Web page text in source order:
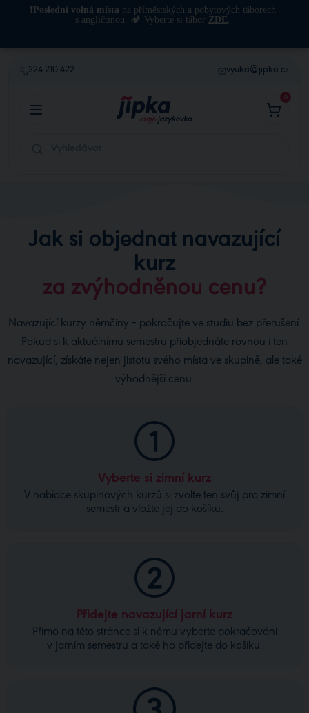
224 210 422 vyuka@jipka.cz
0
Jak si objednat navazující
kurz
za zvýhodněnou cenu?
Navazující kurzy němčiny – pokračujte ve studiu bez přerušení.
Pokud si k aktuálnímu semestru přiobjednáte rovnou i ten
navazující, získáte nejen jistotu svého místa ve skupině, ale také
výhodnější cenu.
Vyberte si zimní kurz
V nabídce skupinových kurzů si zvolte ten svůj pro zimní
semestr a vložte jej do košíku.
Přidejte navazující jarní kurz
Přímo na této stránce si k němu vyberte pokračování
v jarním semestru a také ho přidejte do košíku.
❗Poslední volná místa na příměstských a pobytových táborech
s angličtinou. 🏕️ Vyberte si tábor ZDE.